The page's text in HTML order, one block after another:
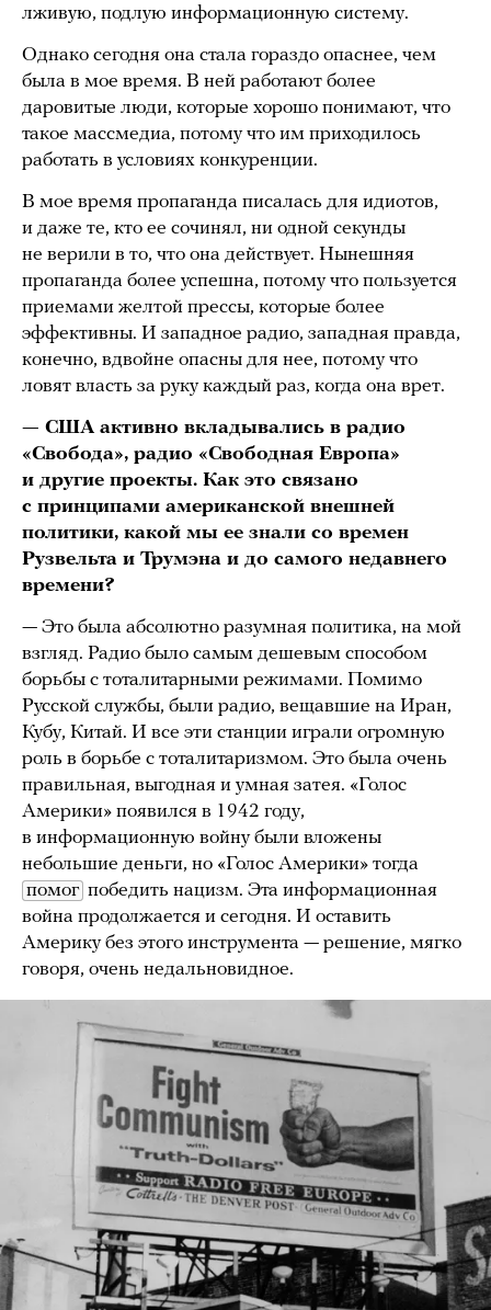
лживую, подлую информационную систему.
Однако сегодня она стала гораздо опаснее, чем
была в мое время. В ней работают более
даровитые люди, которые хорошо понимают, что
такое массмедиа, потому что им приходилось
работать в условиях конкуренции.
В мое время пропаганда писалась для идиотов,
и даже те, кто ее сочинял, ни одной секунды
не верили в то, что она действует. Нынешняя
пропаганда более успешна, потому что пользуется
приемами желтой прессы, которые более
эффективны. И западное радио, западная правда,
конечно, вдвойне опасны для нее, потому что
ловят власть за руку каждый раз, когда она врет.
— США активно вкладывались в радио
«Свобода», радио «Свободная Европа»
и другие проекты. Как это связано
с принципами американской внешней
политики, какой мы ее знали со времен
Рузвельта и Трумэна и до самого недавнего
времени?
— Это была абсолютно разумная политика, на мой
взгляд. Радио было самым дешевым способом
борьбы с тоталитарными режимами. Помимо
Русской службы, были радио, вещавшие на Иран,
Кубу, Китай. И все эти станции играли огромную
роль в борьбе с тоталитаризмом. Это была очень
правильная, выгодная и умная затея. «Голос
Америки» появился в 1942 году,
в информационную войну были вложены
небольшие деньги, но «Голос Америки» тогда
помог победить нацизм. Эта информационная
война продолжается и сегодня. И оставить
Америку без этого инструмента — решение, мягко
говоря, очень недальновидное.